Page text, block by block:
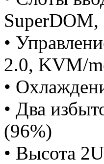
•
2.0, KVM/
•
• Два
(96%)
• Высота 2U